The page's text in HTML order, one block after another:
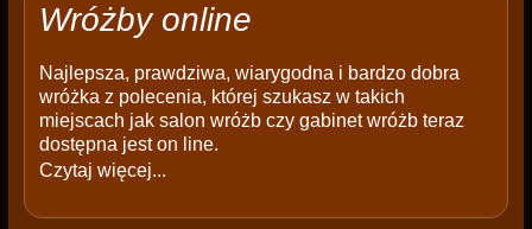
Wróżby online
Najlepsza, prawdziwa, wiarygodna i bardzo dobra
wróżka z polecenia, której szukasz w takich
miejscach jak salon wróżb czy gabinet wróżb teraz
dostępna jest on line.
Czytaj więcej...